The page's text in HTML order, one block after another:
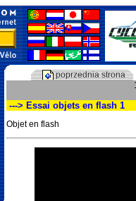
poprzednia strona
---> Essai objets en flash 1
Objet en flash